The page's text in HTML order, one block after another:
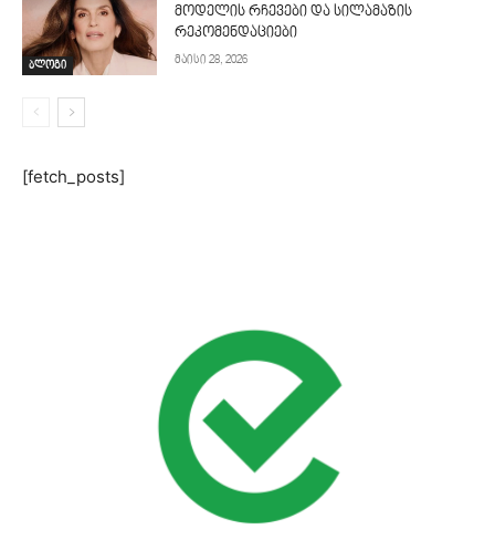
ბლოგი
მოდელის რჩევები და სილამაზის
რეკომენდაციები
მაისი 28, 2026
[fetch_posts]